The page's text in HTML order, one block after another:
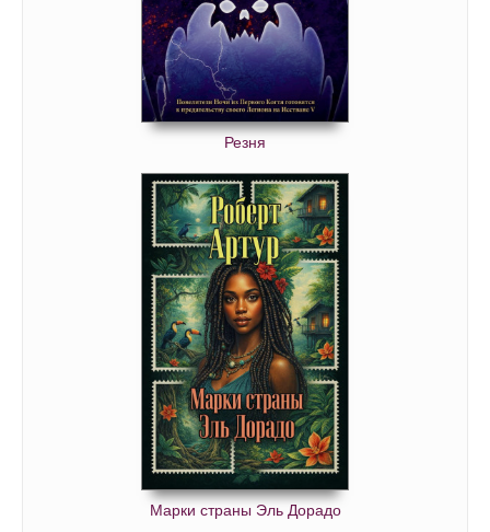
Резня
Марки страны Эль Дорадо